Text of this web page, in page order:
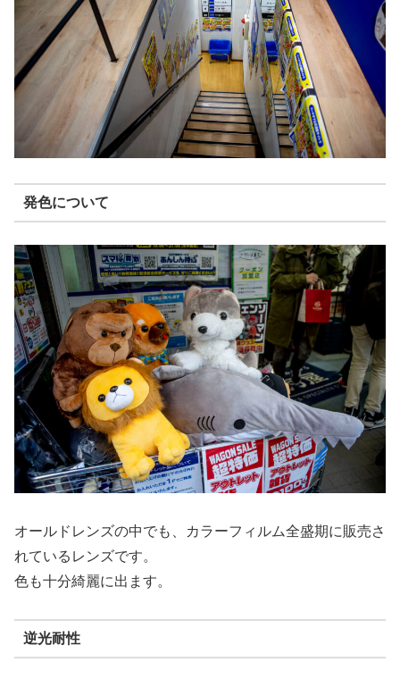
発色について
オールドレンズの中でも、カラーフィルム全盛期に販売さ
れているレンズです。
色も十分綺麗に出ます。
逆光耐性